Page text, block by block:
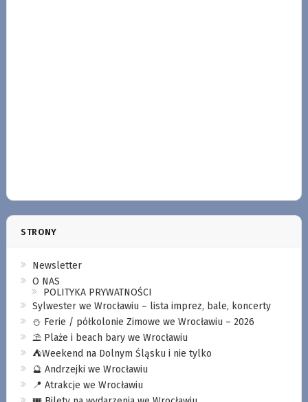
STRONY
Newsletter
O NAS
POLITYKA PRYWATNOŚCI
Sylwester we Wrocławiu – lista imprez, bale, koncerty
⛄️ Ferie / półkolonie Zimowe we Wrocławiu – 2026
⛱️ Plaże i beach bary we Wrocławiu
⛺️Weekend na Dolnym Śląsku i nie tylko
🔮 Andrzejki we Wrocławiu
📍 Atrakcje we Wrocławiu